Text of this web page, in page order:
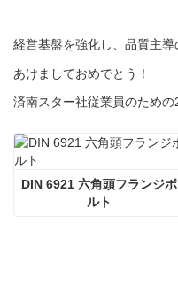
あけましておめでとう！
DIN 6921 六角頭フランジボ
ルト